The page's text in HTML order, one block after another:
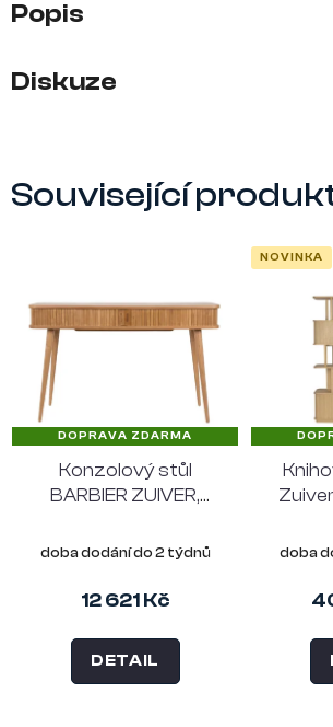
Popis
Diskuze
Související
DOPRAVA ZDARMA
Konzolový stůl
BARBIER ZUIVER,
doba dodání do 2 týdnů
12 621 Kč
DETAIL
NOVINKA
doba